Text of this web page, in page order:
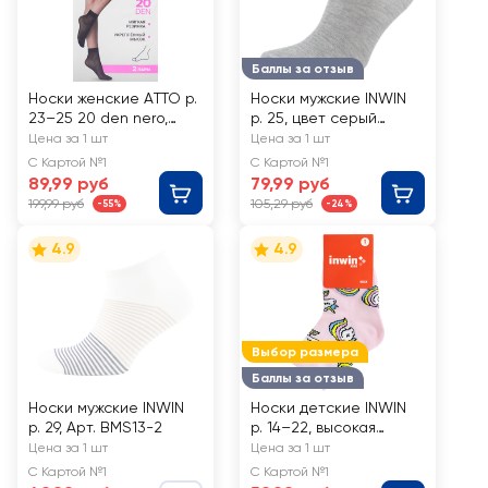
Носки женские AТТО р.
23–25 20 den nero,
Арт. Nerol20-2, 2пары
Цена за 1 шт
С Картой №1
89,99 руб
199,99 руб -55%
Баллы за отзыв
Носки мужские INWIN
р. 25, цвет серый
меланж, Арт. BMS12-2
Цена за 1 шт
С Картой №1
79,99 руб
105,29 руб -24%
4.9
Носки мужские INWIN
р. 29, Арт. BMS13-2
Цена за 1 шт
С Картой №1
Выбор размера
Баллы за отзыв
4.9
Носки детские INWIN
р. 14–22, высокая
посадка с дизайном
единороги, Арт. FKSG-
Цена за 1 шт
С Картой №1